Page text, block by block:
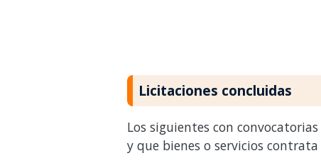
Licitaciones concluidas
Los siguientes con
y que bienes o servicios contrata